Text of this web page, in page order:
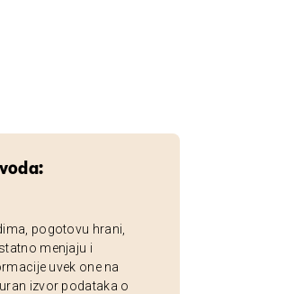
pogotovu hrani,
menjaju i
uvek one na
izvor podataka o